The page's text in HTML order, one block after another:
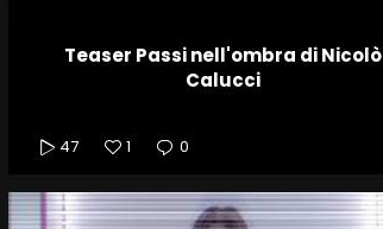
Teaser Passi nell'ombra di Nicolò
Calucci
47 1 0